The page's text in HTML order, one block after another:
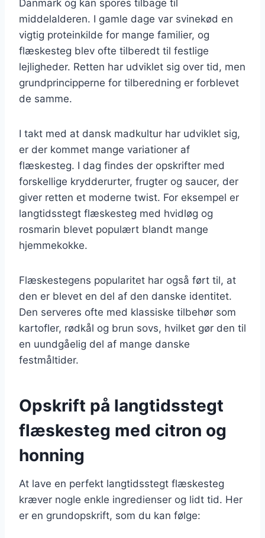
Danmark og kan spores tilbage til
middelalderen. I gamle dage var svinekød en
vigtig proteinkilde for mange familier, og
flæskesteg blev ofte tilberedt til festlige
lejligheder. Retten har udviklet sig over tid, men
grundprincipperne for tilberedning er forblevet
de samme.
I takt med at dansk madkultur har udviklet sig,
er der kommet mange variationer af
flæskesteg. I dag findes der opskrifter med
forskellige krydderurter, frugter og saucer, der
giver retten et moderne twist. For eksempel er
langtidsstegt flæskesteg med hvidløg og
rosmarin blevet populært blandt mange
hjemmekokke.
Flæskestegens popularitet har også ført til, at
den er blevet en del af den danske identitet.
Den serveres ofte med klassiske tilbehør som
kartofler, rødkål og brun sovs, hvilket gør den til
en uundgåelig del af mange danske
festmåltider.
Opskrift på langtidsstegt
flæskesteg med citron og
honning
At lave en perfekt langtidsstegt flæskesteg
kræver nogle enkle ingredienser og lidt tid. Her
er en grundopskrift, som du kan følge: